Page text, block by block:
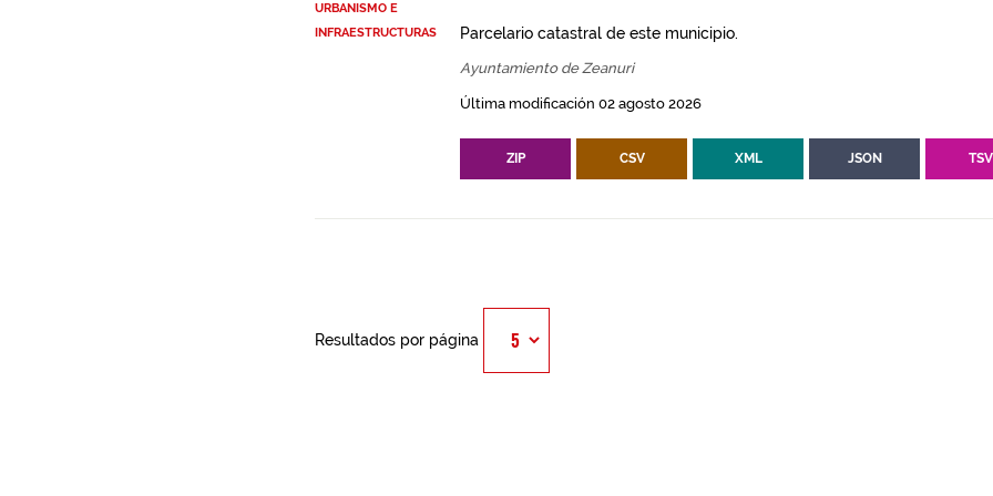
URBANISMO E
INFRAESTRUCTURAS
Parcelario catastral de este municipio.
Ayuntamiento de Zeanuri
Última modificación 02 agosto 2026
ZIP CSV XML JSON TSV
Resultados por página